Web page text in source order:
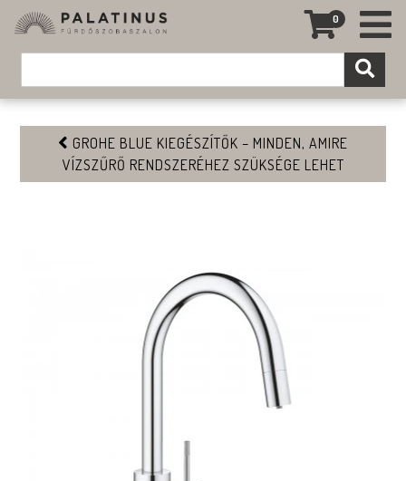
0
GROHE BLUE KIEGÉSZÍTŐK – MINDEN, AMIRE
VÍZSZŰRŐ RENDSZERÉHEZ SZÜKSÉGE LEHET